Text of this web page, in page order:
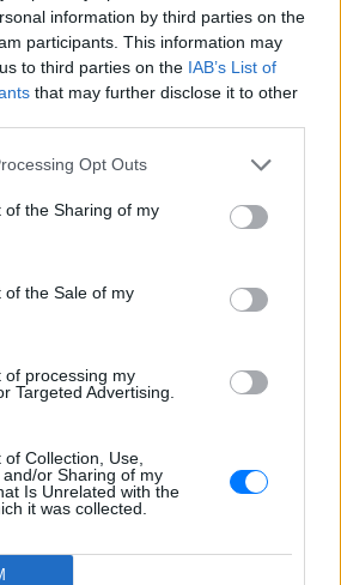
information by third parties on the
participants. This information may
to third parties on the IAB’s List of
that may further disclose it to other
Opt Outs
of the Sharing of my
of the Sale of my
of processing my
Targeted Advertising.
Collection, Use,
or Sharing of my
Is Unrelated with the
it was collected.
που γεμίζει με ντόπιο κόσμο
μόνο. Ένα φανταστικό
και ζουμερά
κρασιά!
κάνει μια κράτηση αν θες να
Τα λιγοστά τραπέζια
και όλοι θέλουν να γευτούν
κάτω από τον παχύ ίσκιο το